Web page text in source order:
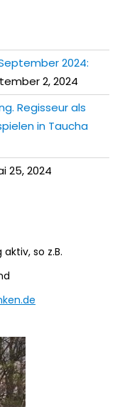
2024:
2, 2024
Regisseur als
in Taucha
25, 2024
so z.B.